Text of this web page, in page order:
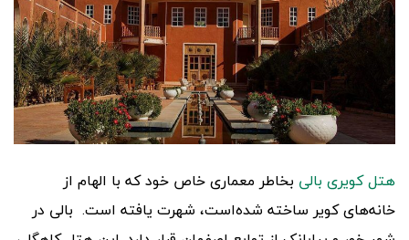
هتل کویری بالی بخاطر معماری‌ خاص خود که با الهام از
خانه‌های کویر ساخته شده‌است، شهرت یافته است. بالی در